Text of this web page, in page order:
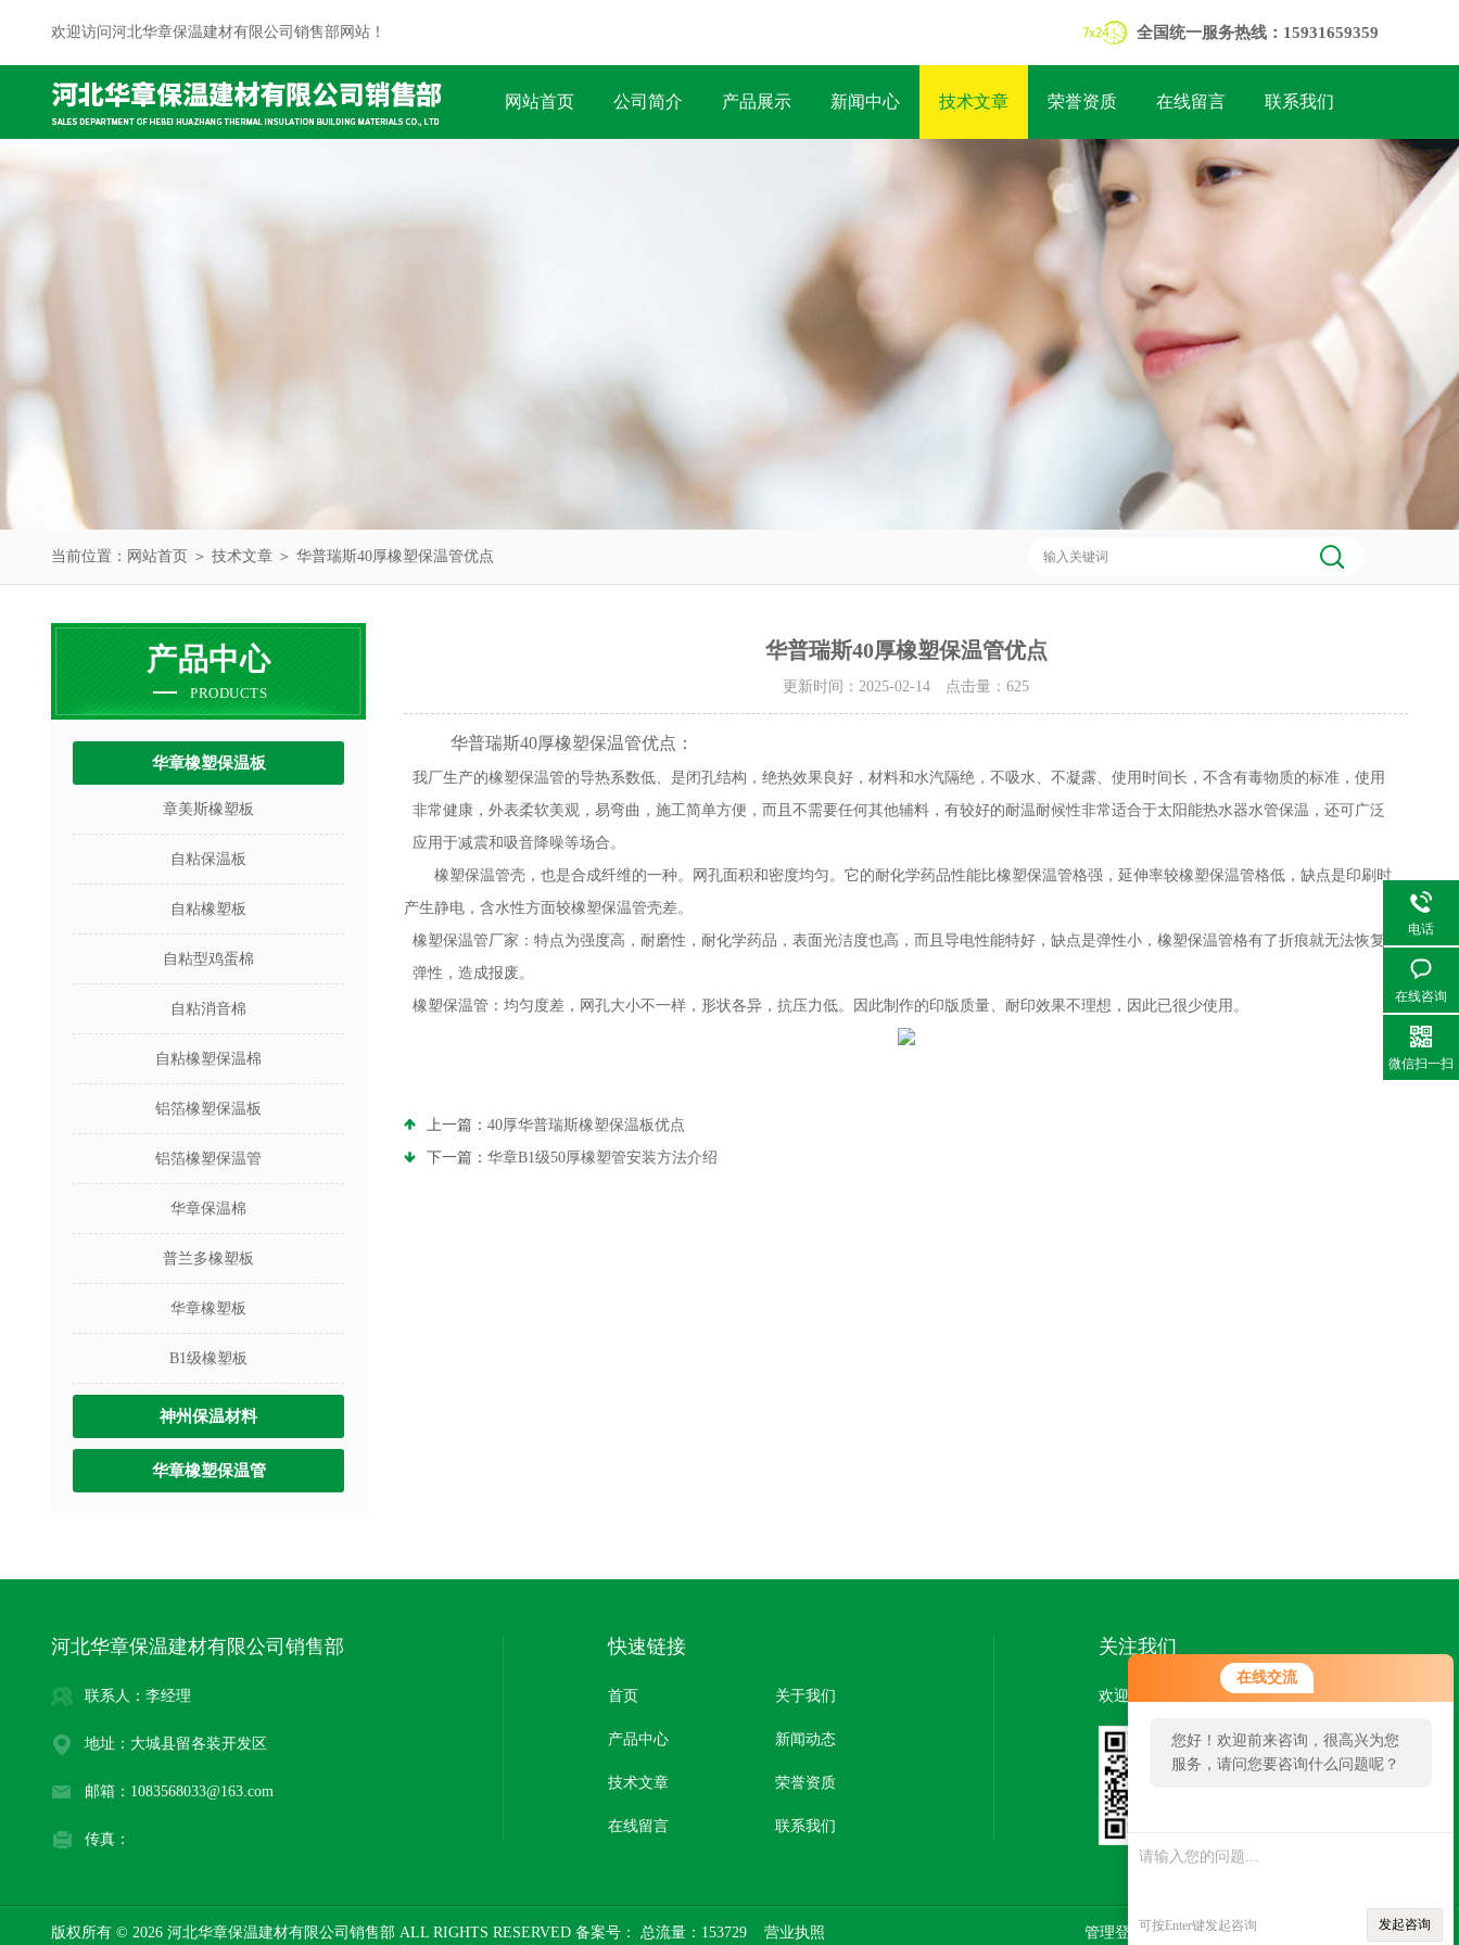
在线交流
您好！欢迎前来咨询，很高兴为您
服务，请问您要咨询什么问题呢？
可按Enter键发起咨询 发起咨询
欢迎访问河北华章保温建材有限公司销售部网站！ 全国统一服务热线：15931659359
网站首页 公司简介 产品展示 新闻中心 技术文章 荣誉资质 在线留言 联系我们
当前位置： 网站首页 ＞ 技术文章 ＞ 华普瑞斯40厚橡塑保温管优点
产品中心
PRODUCTS
华章橡塑保温板
章美斯橡塑板
自粘保温板
自粘橡塑板
自粘型鸡蛋棉
自粘消音棉
自粘橡塑保温棉
铝箔橡塑保温板
铝箔橡塑保温管
华章保温棉
普兰多橡塑板
华章橡塑板
B1级橡塑板
神州保温材料
华章橡塑保温管
华普瑞斯40厚橡塑保温管优点
更新时间：2025-02-14 点击量： 625
华普瑞斯40厚橡塑保温管优点：
我厂生产的橡塑保温管的导热系数低、是闭孔结构，绝热效果良好，材料和水汽隔绝，不吸水、不凝露、使用时间长，不含有毒物质的标准，使用
非常健康，外表柔软美观，易弯曲，施工简单方便，而且不需要任何其他辅料，有较好的耐温耐候性非常适合于太阳能热水器水管保温，还可广泛
应用于减震和吸音降噪等场合。
橡塑保温管壳，也是合成纤维的一种。网孔面积和密度均匀。它的耐化学药品性能比橡塑保温管格强，延伸率较橡塑保温管格低，缺点是印刷时
产生静电，含水性方面较橡塑保温管壳差。
橡塑保温管厂家：特点为强度高，耐磨性，耐化学药品，表面光洁度也高，而且导电性能特好，缺点是弹性小，橡塑保温管格有了折痕就无法恢复
弹性，造成报废。
橡塑保温管：均匀度差，网孔大小不一样，形状各异，抗压力低。因此制作的印版质量、耐印效果不理想，因此已很少使用。
上一篇： 40厚华普瑞斯橡塑保温板优点
下一篇： 华章B1级50厚橡塑管安装方法介绍
河北华章保温建材有限公司销售部
联系人：李经理
地址：大城县留各装开发区
邮箱：1083568033@163.com
传真：
快速链接
首页 关于我们
产品中心 新闻动态
技术文章 荣誉资质
在线留言 联系我们
关注我们
欢迎您关注我们的微信公众号了解更多信息：
版权所有 © 2026 河北华章保温建材有限公司销售部 ALL RIGHTS RESERVED 备案号： 总流量：153729 营业执照 管理登陆技术支持：智慧城市网 SITEMAP.XML
电话
在线咨询
微信扫一扫